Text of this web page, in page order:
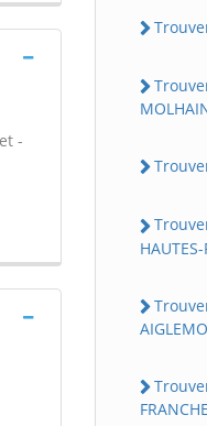
-
HAUTES-